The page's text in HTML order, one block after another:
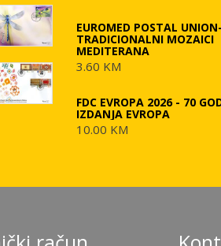
EUROMED POSTAL UNION-
TRADICIONALNI MOZAICI
MEDITERANA
3.60 KM
FDC EVROPA 2026 - 70
IZDANJA EVROPA
10.00 KM